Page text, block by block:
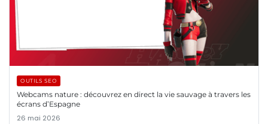
OUTILS SEO
Webcams nature : découvrez en direct la vie sauvage à travers les
écrans d’Espagne
26 mai 2026